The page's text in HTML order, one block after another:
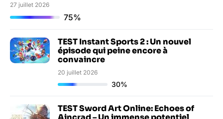
27 juillet 2026
75%
TEST Instant Sports 2 : Un nouvel
épisode qui peine encore à
convaincre
20 juillet 2026
30%
TEST Sword Art Online: Echoes of